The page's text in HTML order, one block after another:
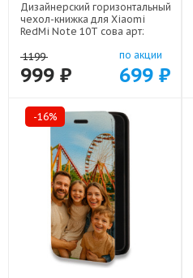
Дизайнерский горизонтальный
чехол-книжка для Xiaomi
RedMi Note 10T сова арт:
1199
999 ₽
по акции
699 ₽
-16%